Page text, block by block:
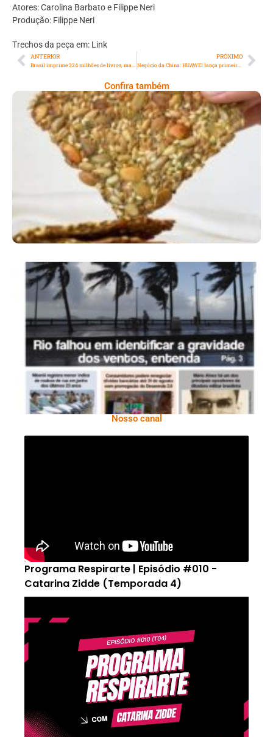
Atores: Carolina Barbato e Filippe Neri
Produção: Filippe Neri
Trechos da peça em: Link
ANTERIOR PRÓXIMO
Negócio da China: HUAWEI lança primeiro smartphone do mundo que fazer chamadas via satélite
Confira também
Comer Bem: Cracker De Sementes
Ano X – Número 366 01 A 07 De Agosto De
2026
Nosso canal
Programa Respirarte | Episódio #010 -
Catarina Zidde (Temporada 4)